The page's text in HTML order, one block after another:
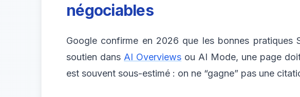
négociables
Google confirme en 2026 que les bonnes pratiques
soutien dans AI Overviews ou AI Mode, une page
est souvent sous-estimé : on ne “gagne” pas une